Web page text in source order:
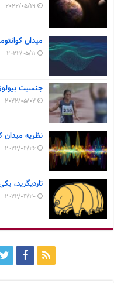
2022/05/19
میدان
2022/05/11
جنسیت
2022/05/02
نظریه میدان
2022/04/26
تاردیگرید،
2022/04/20